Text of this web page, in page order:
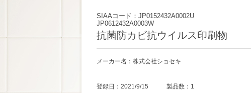
SIAAコード：JP0152432A0002U
JP0612432A0003W
抗菌防カビ抗ウイルス印刷物
メーカー名：株式会社ショセキ
登録日：2021/9/15 製品数：1